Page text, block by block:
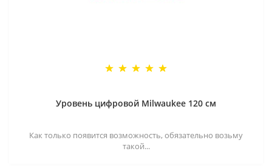
Уровень цифровой Milwaukee 120 см
Как только появится возможность, обязательно возьму
такой...